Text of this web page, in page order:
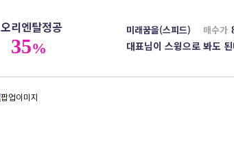
오리엔탈정공
35%
미래꿈을(스피드) 매수가
대표님이 스윙으로 봐도